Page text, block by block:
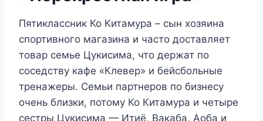
Пятиклассник Ко Китамура – сын хозяина
спортивного магазина и часто доставляет
товар семье Цукисима, что держат по
соседству кафе «Клевер» и бейсбольные
тренажеры. Семьи партнеров по бизнесу
очень близки, потому Ко Китамура и четыре
сестры Цукисима — Итиё, Вакаба, Аоба и